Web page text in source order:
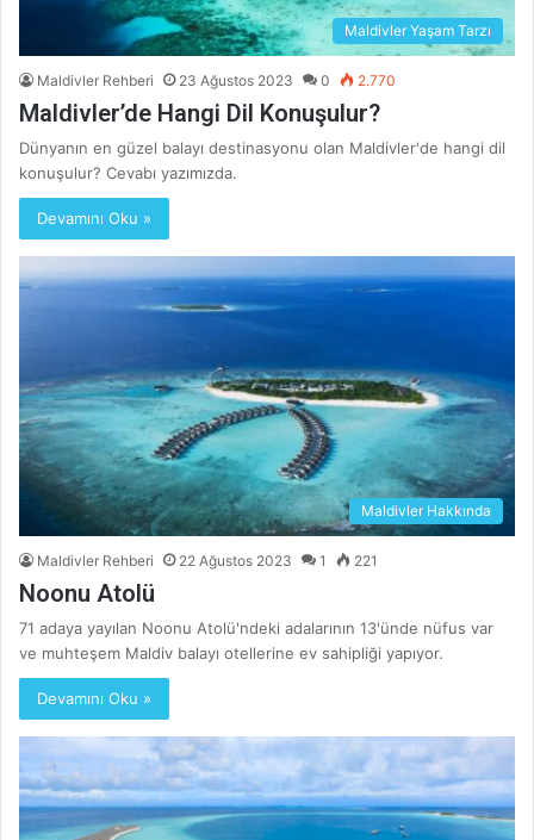
Maldivler Yaşam Tarzı
Maldivler Rehberi 23 Ağustos 2023 0 2.770
Maldivler’de Hangi Dil Konuşulur?
Dünyanın en güzel balayı destinasyonu olan Maldivler'de hangi dil
konuşulur? Cevabı yazımızda.
Devamını Oku »
Maldivler Hakkında
Maldivler Rehberi 22 Ağustos 2023 1 221
Noonu Atolü
71 adaya yayılan Noonu Atolü'ndeki adalarının 13'ünde nüfus var
ve muhteşem Maldiv balayı otellerine ev sahipliği yapıyor.
Devamını Oku »